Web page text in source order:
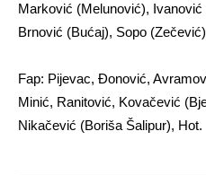
Marković (Melunović),
Brnović (Bućaj), Sopo
Fap: Pijevac, Đonović,
Minić, Ranitović, Kovačević
Nikačević (Boriša Šalipur), Hot.